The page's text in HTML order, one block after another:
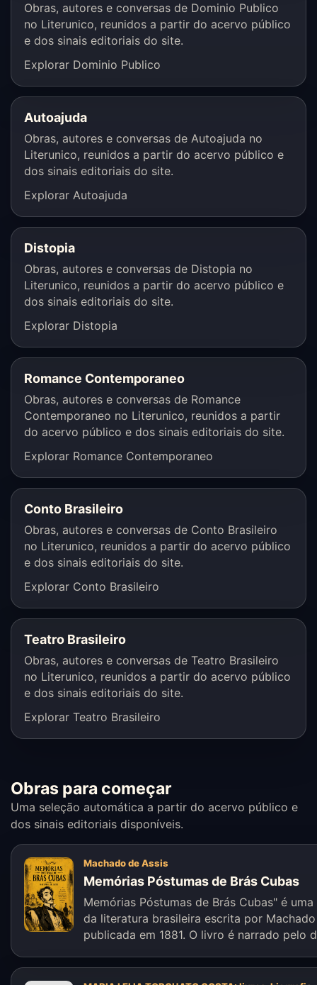
Obras, autores e conversas de Dominio Publico
no Literunico, reunidos a partir do acervo público
e dos sinais editoriais do site.
Explorar Dominio Publico
Autoajuda
Obras, autores e conversas de Autoajuda no
Literunico, reunidos a partir do acervo público e
dos sinais editoriais do site.
Explorar Autoajuda
Distopia
Obras, autores e conversas de Distopia no
Literunico, reunidos a partir do acervo público e
dos sinais editoriais do site.
Explorar Distopia
Romance Contemporaneo
Obras, autores e conversas de Romance
Contemporaneo no Literunico, reunidos a partir
do acervo público e dos sinais editoriais do site.
Explorar Romance Contemporaneo
Conto Brasileiro
Obras, autores e conversas de Conto Brasileiro
no Literunico, reunidos a partir do acervo público
e dos sinais editoriais do site.
Explorar Conto Brasileiro
Teatro Brasileiro
Obras, autores e conversas de Teatro Brasileiro
no Literunico, reunidos a partir do acervo público
e dos sinais editoriais do site.
Explorar Teatro Brasileiro
Obras para começar
Uma seleção automática a partir do acervo público e
dos sinais editoriais disponíveis.
Machado de Assis
Memórias Póstumas de Brás Cubas
Memórias Póstumas de Brás Cubas" é
da literatura brasileira escrita por
publicada em 1881. O livro é narrado pelo